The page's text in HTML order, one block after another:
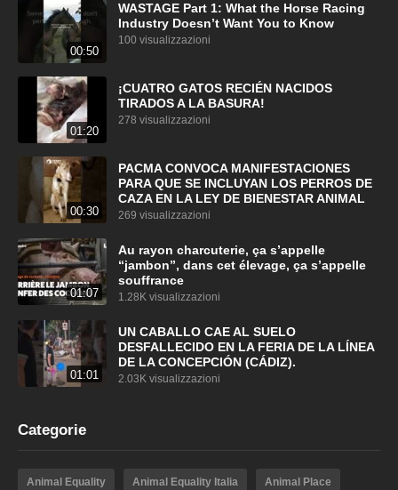
00:50
WASTAGE Part 1: What the Horse Racing
Industry Doesn’t Want You to Know
100 visualizzazioni
01:20
¡CUATRO GATOS RECIÉN NACIDOS
TIRADOS A LA BASURA!
278 visualizzazioni
00:30
PACMA CONVOCA MANIFESTACIONES
PARA QUE SE INCLUYAN LOS PERROS DE
CAZA EN LA LEY DE BIENESTAR ANIMAL
269 visualizzazioni
01:07
Au rayon charcuterie, ça s’appelle
“jambon”, dans cet élevage, ça s’appelle
souffrance
1.28K visualizzazioni
01:01
UN CABALLO CAE AL SUELO
DESFALLECIDO EN LA FERIA DE LA LÍNEA
DE LA CONCEPCIÓN (CÁDIZ).
2.03K visualizzazioni
Categorie
Animal Equality Animal Equality Italia Animal Place